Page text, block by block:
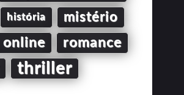
história mistério
online romance
thriller